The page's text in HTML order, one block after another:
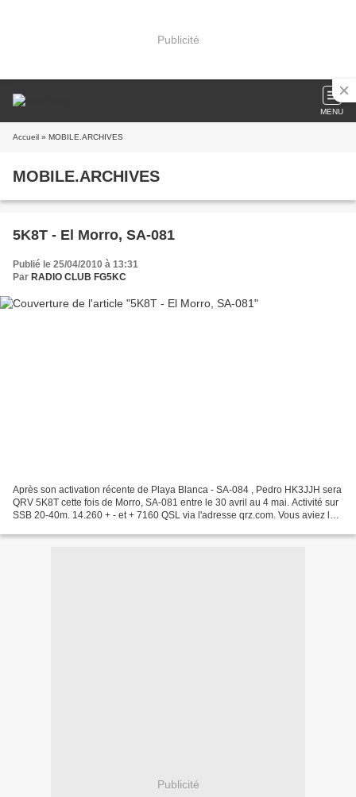
Publicité
MENU
Accueil » MOBILE.ARCHIVES
MOBILE.ARCHIVES
5K8T - El Morro, SA-081
Publié le 25/04/2010 à 13:31
Par RADIO CLUB FG5KC
Après son activation récente de Playa Blanca - SA-084 , Pedro HK3JJH sera
QRV 5K8T cette fois de Morro, SA-081 entre le 30 avril au 4 mai. Activité sur
SSB 20-40m. 14.260 + - et + 7160 QSL via l'adresse qrz.com. Vous aviez les
Publicité